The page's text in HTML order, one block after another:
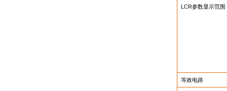
LCR参数显示范围
等效电路